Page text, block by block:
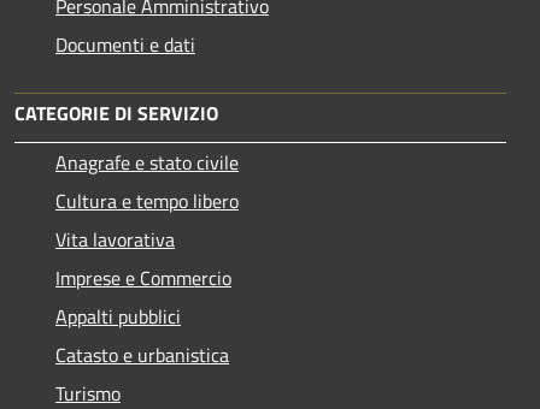
Personale Amministrativo
Documenti e dati
CATEGORIE DI SERVIZIO
Anagrafe e stato civile
Cultura e tempo libero
Vita lavorativa
Imprese e Commercio
Appalti pubblici
Catasto e urbanistica
Turismo